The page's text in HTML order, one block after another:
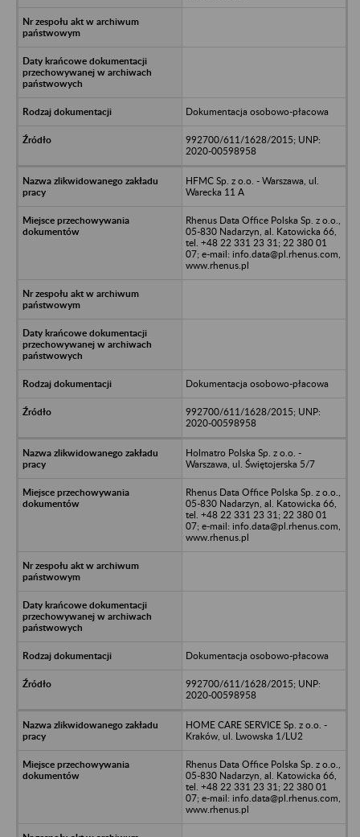
Dokumentacja osobowo-płacowa
992700/611/1628/2015; UNP:
2020-00598958
HFMC Sp. z o.o. - Warszawa, ul.
Warecka 11 A
Rhenus Data Office Polska Sp. z o.o.,
05-830 Nadarzyn, al. Katowicka 66,
tel. +48 22 331 23 31; 22 380 01
07; e-mail: info.data@pl.rhenus.com,
www.rhenus.pl
Dokumentacja osobowo-płacowa
992700/611/1628/2015; UNP:
2020-00598958
Holmatro Polska Sp. z o.o. -
Warszawa, ul. Świętojerska 5/7
Rhenus Data Office Polska Sp. z o.o.,
05-830 Nadarzyn, al. Katowicka 66,
tel. +48 22 331 23 31; 22 380 01
07; e-mail: info.data@pl.rhenus.com,
www.rhenus.pl
Dokumentacja osobowo-płacowa
992700/611/1628/2015; UNP:
2020-00598958
HOME CARE SERVICE Sp. z o.o. -
Kraków, ul. Lwowska 1/LU2
Rhenus Data Office Polska Sp. z o.o.,
05-830 Nadarzyn, al. Katowicka 66,
tel. +48 22 331 23 31; 22 380 01
07; e-mail: info.data@pl.rhenus.com,
www.rhenus.pl